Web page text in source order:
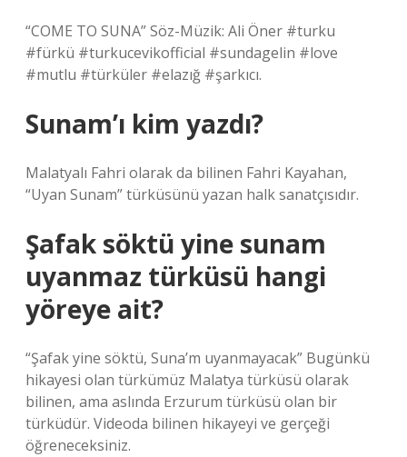
“COME TO SUNA” Söz-Müzik: Ali Öner #turku
#fürkü #turkucevikofficial #sundagelin #love
#mutlu #türküler #elazığ #şarkıcı.
Sunam’ı kim yazdı?
Malatyalı Fahri olarak da bilinen Fahri Kayahan,
“Uyan Sunam” türküsünü yazan halk sanatçısıdır.
Şafak söktü yine sunam
uyanmaz türküsü hangi
yöreye ait?
“Şafak yine söktü, Suna’m uyanmayacak” Bugünkü
hikayesi olan türkümüz Malatya türküsü olarak
bilinen, ama aslında Erzurum türküsü olan bir
türküdür. Videoda bilinen hikayeyi ve gerçeği
öğreneceksiniz.